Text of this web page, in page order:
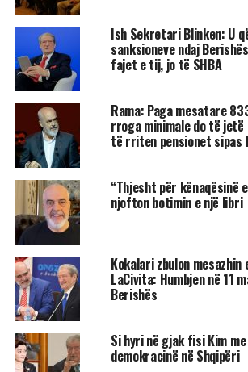
Ish Sekretari Blinken: U
sanksioneve ndaj
fajet e tij, jo të SHBA
Rama: Paga mesatare
rroga minimale do të jetë
të rriten pensionet sipas
“Thjesht për kënaqësinë
njofton botimin e një libri
Kokalari zbulon mesazhin
LaCivita: Humbjen në 11
Berishës
Si hyri në gjak fisi Kim
demokracinë në Shqipëri